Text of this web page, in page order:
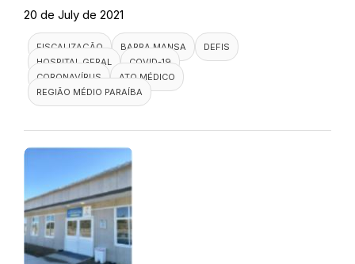
20 de July de 2021
FISCALIZAÇÃO BARRA MANSA
DEFIS
HOSPITAL GERAL
COVID-19
CORONAVÍRUS
ATO MÉDICO
REGIÃO MÉDIO PARAÍBA